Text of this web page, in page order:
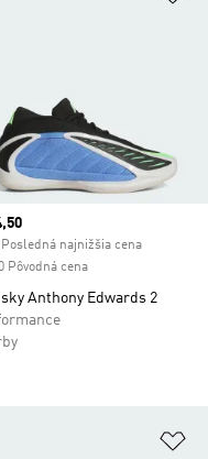
price
najnižšia cena
Pôvodná cena
Anthony Edwards 2